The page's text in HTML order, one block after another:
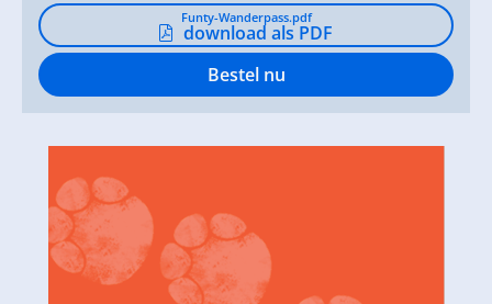
Funty-Wanderpass.pdf
download als PDF
Bestel nu